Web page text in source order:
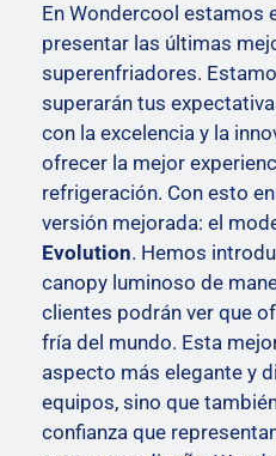
En Wondercool estamos
presentar las últimas
superenfriadores.
superarán tus
con la excelencia y la
ofrecer la mejor
refrigeración. Con esto
versión mejorada: el
Evolution. Hemos
canopy luminoso de
clientes podrán ver que
fría del mundo. Esta
aspecto más elegante y
equipos, sino que
confianza que